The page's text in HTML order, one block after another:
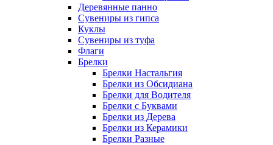
Деревянные панно
Сувениры из гипса
Куклы
Сувениры из туфа
Флаги
Брелки
Брелки Настальгия
Брелки из Обсидиана
Брелки для Водителя
Брелки с Буквами
Брелки из Дерева
Брелки из Керамики
Брелки Разные